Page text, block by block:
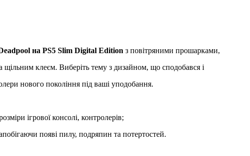
на PS5 Slim Digital Edition з повітряними прошарками,
клеєм. Виберіть тему з дизайном, що сподобався і
нового покоління під ваші уподобання.
ігрової консолі, контролерів;
появі пилу, подряпин та потертостей.